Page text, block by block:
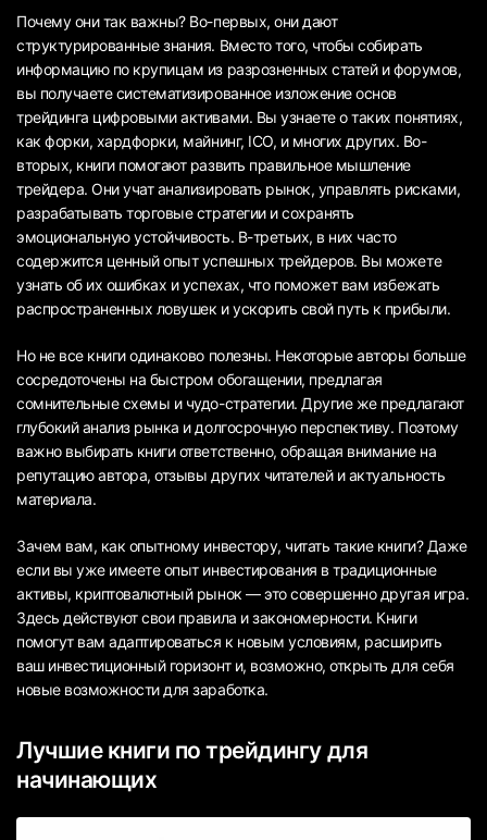
Почему они так важны? Во-первых, они дают
структурированные знания. Вместо того, чтобы собирать
информацию по крупицам из разрозненных статей и форумов,
вы получаете систематизированное изложение основ
трейдинга цифровыми активами. Вы узнаете о таких понятиях,
как форки, хардфорки, майнинг, ICO, и многих других. Во-
вторых, книги помогают развить правильное мышление
трейдера. Они учат анализировать рынок, управлять рисками,
разрабатывать торговые стратегии и сохранять
эмоциональную устойчивость. В-третьих, в них часто
содержится ценный опыт успешных трейдеров. Вы можете
узнать об их ошибках и успехах, что поможет вам избежать
распространенных ловушек и ускорить свой путь к прибыли.
Но не все книги одинаково полезны. Некоторые авторы больше
сосредоточены на быстром обогащении, предлагая
сомнительные схемы и чудо-стратегии. Другие же предлагают
глубокий анализ рынка и долгосрочную перспективу. Поэтому
важно выбирать книги ответственно, обращая внимание на
репутацию автора, отзывы других читателей и актуальность
материала.
Зачем вам, как опытному инвестору, читать такие книги? Даже
если вы уже имеете опыт инвестирования в традиционные
активы, криптовалютный рынок — это совершенно другая игра.
Здесь действуют свои правила и закономерности. Книги
помогут вам адаптироваться к новым условиям, расширить
ваш инвестиционный горизонт и, возможно, открыть для себя
новые возможности для заработка.
Лучшие книги по трейдингу для
начинающих